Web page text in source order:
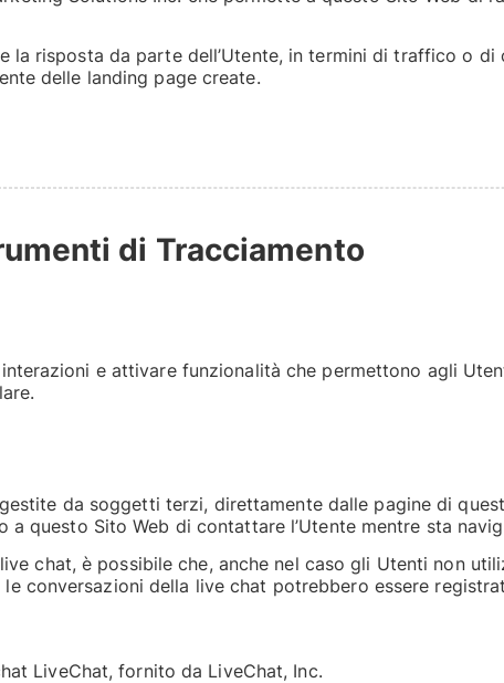
risposta da parte dell’Utente, in termini di traffico o di
delle landing page create.
di Tracciamento
e attivare funzionalità che permettono agli
da soggetti terzi, direttamente dalle pagine di
questo Sito Web di contattare l’Utente mentre sta
chat, è possibile che, anche nel caso gli Utenti non
conversazioni della live chat potrebbero essere
LiveChat, fornito da LiveChat, Inc.